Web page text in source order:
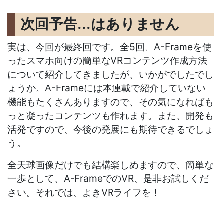
次回予告...はありません
実は、今回が最終回です。全5回、A-Frameを使
ったスマホ向けの簡単なVRコンテンツ作成方法
について紹介してきましたが、いかがでしたでし
ょうか。A-Frameには本連載で紹介していない
機能もたくさんありますので、その気になればも
っと凝ったコンテンツも作れます。また、開発も
活発ですので、今後の発展にも期待できるでしょ
う。
全天球画像だけでも結構楽しめますので、簡単な
一歩として、A-FrameでのVR、是非お試しくだ
さい。それでは、よきVRライフを！